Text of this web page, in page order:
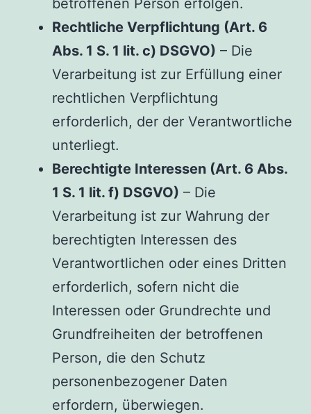
betroffenen Person erfolgen.
Rechtliche Verpflichtung (Art. 6
Abs. 1 S. 1 lit. c) DSGVO) – Die
Verarbeitung ist zur Erfüllung einer
rechtlichen Verpflichtung
erforderlich, der der Verantwortliche
unterliegt.
Berechtigte Interessen (Art. 6 Abs.
1 S. 1 lit. f) DSGVO) – Die
Verarbeitung ist zur Wahrung der
berechtigten Interessen des
Verantwortlichen oder eines Dritten
erforderlich, sofern nicht die
Interessen oder Grundrechte und
Grundfreiheiten der betroffenen
Person, die den Schutz
personenbezogener Daten
erfordern, überwiegen.